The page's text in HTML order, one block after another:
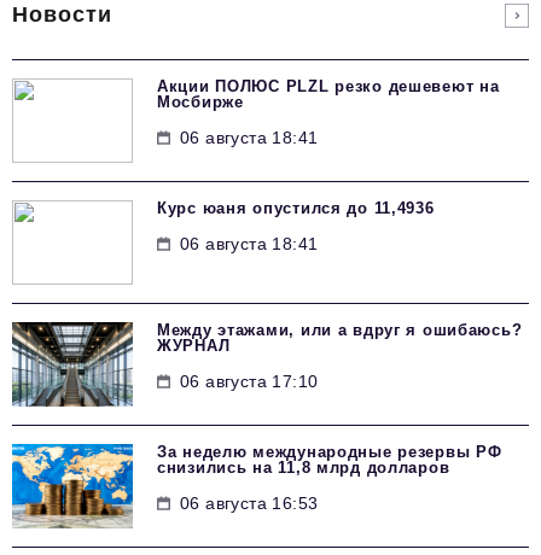
Новости
Акции ПОЛЮС PLZL резко дешевеют на
Мосбирже
06 августа 18:41
Курс юаня опустился до 11,4936
06 августа 18:41
Между этажами, или а вдруг я ошибаюсь?
ЖУРНАЛ
06 августа 17:10
За неделю международные резервы РФ
снизились на 11,8 млрд долларов
06 августа 16:53